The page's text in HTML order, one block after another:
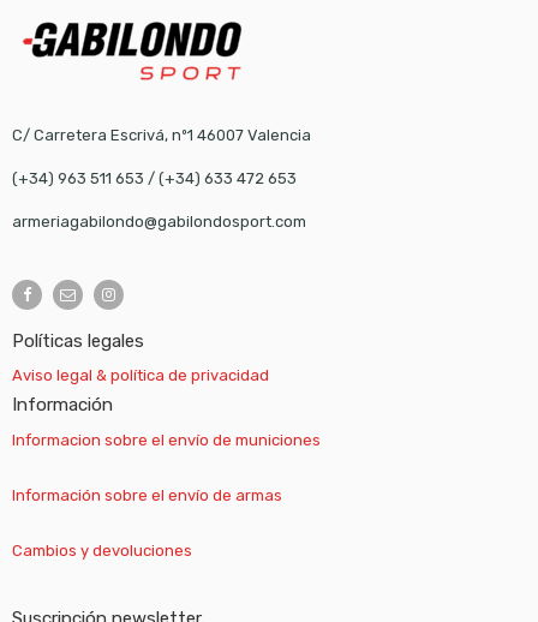
C/ Carretera Escrivá, nº1 46007 Valencia
(+34) 963 511 653 / (+34) 633 472 653
armeriagabilondo@gabilondosport.com
Políticas legales
Aviso legal & política de privacidad
Información
Informacion sobre el envío de municiones
Información sobre el envío de armas
Cambios y devoluciones